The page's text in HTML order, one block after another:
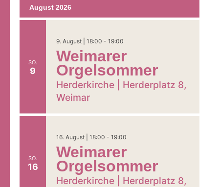
Navigation
August 2026
SO.
9
9. August | 18:00 - 19:00
Weimarer
Orgelsommer
Herderkirche | Herderplatz 8,
Weimar
SO.
16
16. August | 18:00 - 19:00
Weimarer
Orgelsommer
Herderkirche | Herderplatz 8,